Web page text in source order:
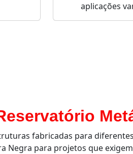
aplicações
fabricadas para
Negra para projetos que